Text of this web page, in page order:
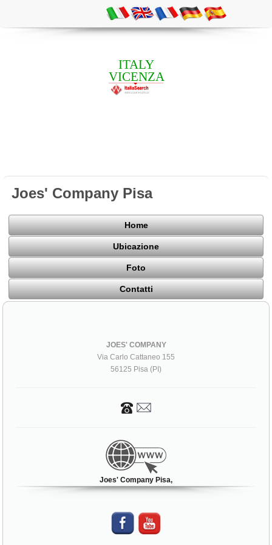
ITALY
VICENZA
Joes' Company Pisa
Home
Ubicazione
Foto
Contatti
JOES' COMPANY
Via Carlo Cattaneo 155
56125 Pisa (PI)
Joes' Company Pisa,